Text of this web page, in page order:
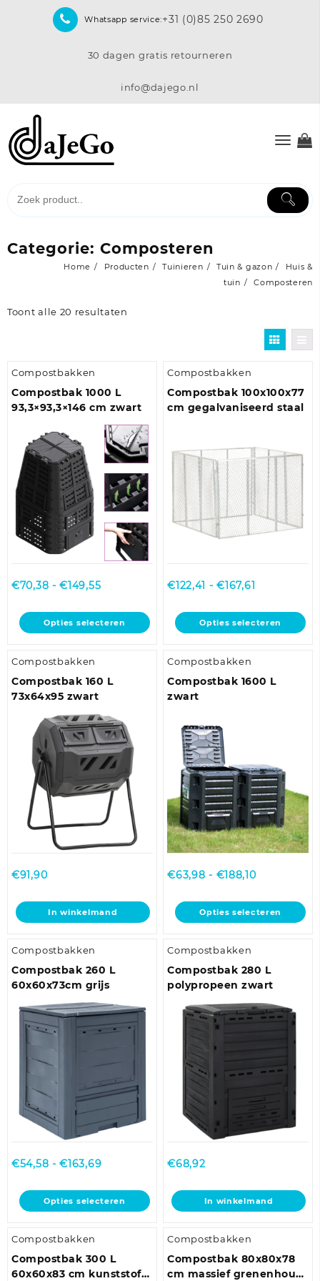
Whatsapp service:+31 (0)85 250 2690
30 dagen gratis retourneren
info@dajego.nl
Categorie: Composteren
Home Producten Tuinieren Tuin & gazon
Huis &
tuin
Composteren
Toont alle 20 resultaten
Compostbakken
Compostbak 1000 L
93,3×93,3×146 cm zwart
€70,38 - €149,55Prijsklasse:
tot
€149,55
Opties selecteren
Dit
product
meerdere
variaties.
Deze
gekozen
worden
productpagina
Compostbakken
Compostbak 100x100x77
cm gegalvaniseerd staal
€122,41 - €167,61
tot
Opties selecteren
Dit
product
meerdere
variaties.
Deze
kan
gekozen
worden
productpagina
Compostbakken
Compostbak 160 L
73x64x95 zwart
€91,90
In winkelmand
Compostbakken
Compostbak 1600 L
zwart
€63,98 - €188,10Prijsklasse:
tot
€188,10
Opties selecteren
Dit
product
meerdere
variaties.
Deze
kan
gekozen
worden
productpagina
Compostbakken
Compostbak 260 L
60x60x73cm grijs
€54,58 - €163,69Prijsklasse:
tot
€163,69
Opties selecteren
Dit
product
meerdere
variaties.
Deze
Compostbakken
Compostbak 280 L
polypropeen zwart
€68,92
In winkelmand
Compostbakken
Compostbak 300 L
60x60x83 cm kunststof
Compostbakken
Compostbak 80x80x78
cm massief grenenhout